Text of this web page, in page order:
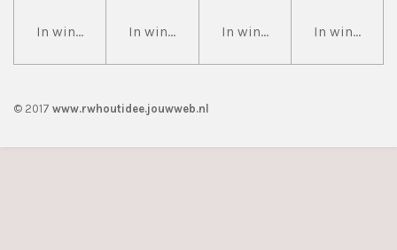
In winkelwagenIn winkelwagenIn winkelwagenIn
© 2017 www.rwhoutidee.jouwweb.nl